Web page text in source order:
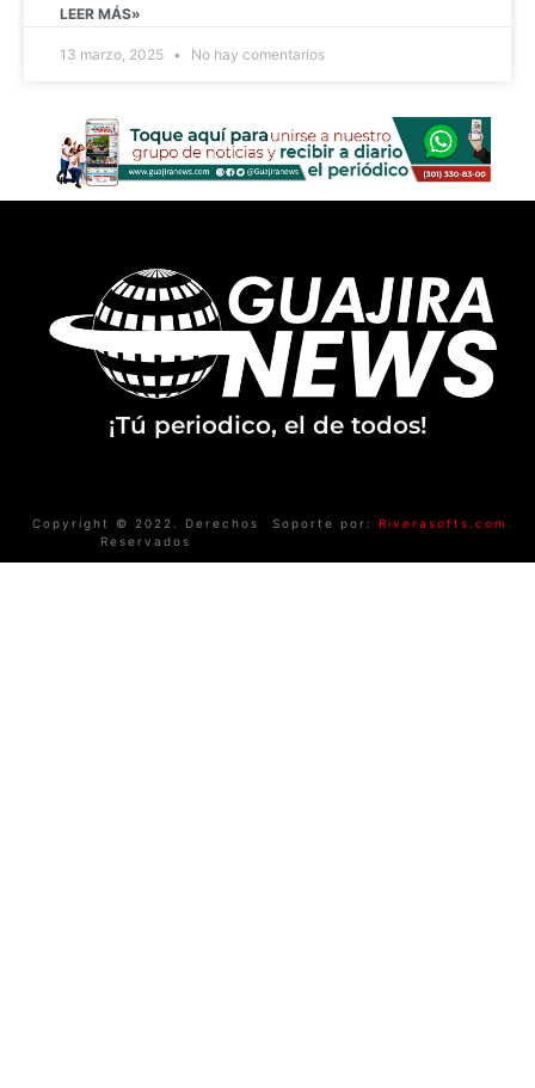
LEER MÁS»
13 marzo, 2025 No hay comentarios
¡Tú periodico, el de todos!
Copyright © 2022. Derechos
Reservados
Soporte por: Riverasofts.com